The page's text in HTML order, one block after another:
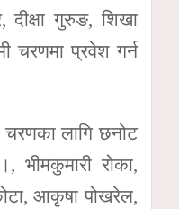
दीक्षा गुरुङ, शिखा
चरणमा प्रवेश गर्न
चरणका लागि छनोट
रोका,
आकृषा पोखरेल,